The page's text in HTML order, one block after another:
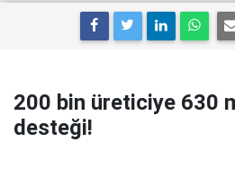
200 bin üreticiye 630
desteği!